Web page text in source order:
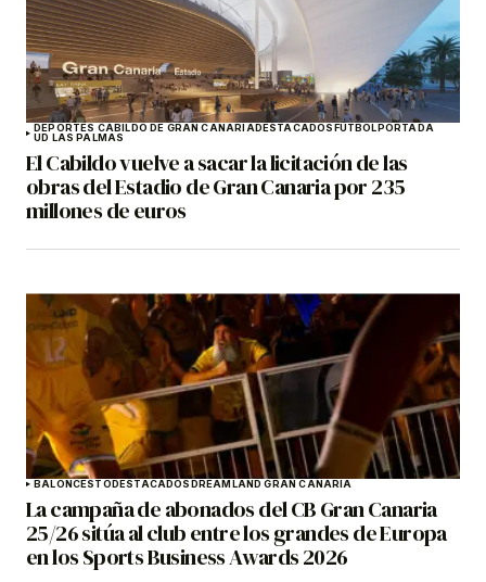
DEPORTES CABILDO DE GRAN CANARIADESTACADOS FÚTBOL PORTADA
UD LAS PALMAS
El Cabildo vuelve a sacar la licitación de las
obras del Estadio de Gran Canaria por 235
millones de euros
BALONCESTO DESTACADOS DREAMLAND GRAN CANARIA
La campaña de abonados del CB Gran Canaria
25/26 sitúa al club entre los grandes de Europa
en los Sports Business Awards 2026